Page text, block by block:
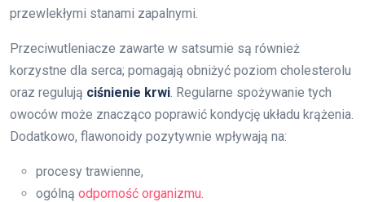
przewlekłymi stanami zapalnymi.
Przeciwutleniacze zawarte w satsumie są również
korzystne dla serca; pomagają obniżyć poziom cholesterolu
oraz regulują ciśnienie krwi . Regularne spożywanie tych
owoców może znacząco poprawić kondycję układu krążenia.
Dodatkowo, flawonoidy pozytywnie wpływają na:
procesy trawienne,
ogólną odporność organizmu